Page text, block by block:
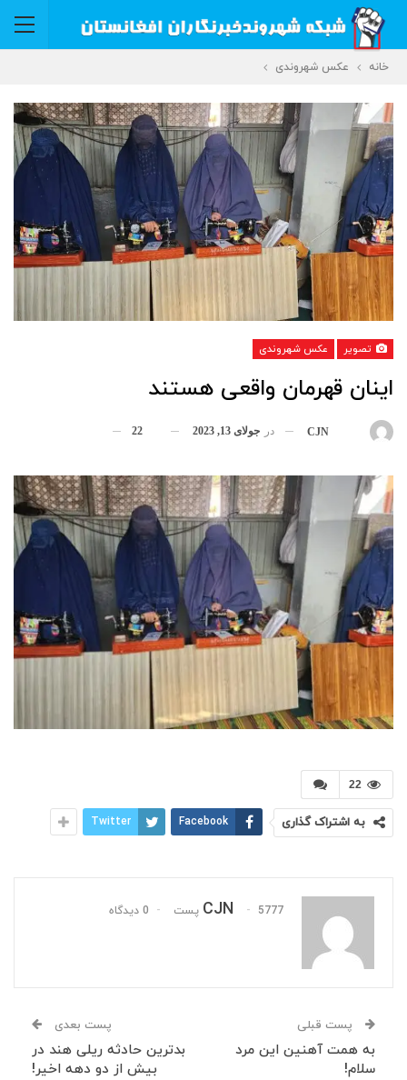
خانه عکس شهروندی
تصویر عکس شهروندی
اینان قهرمان واقعی هستند
CJN در جولای 13, 2023 22
22
به اشتراک گذاری Facebook
Twitter
CJN 5777 پست 0 دیدگاه
پست قبلی
به همت آهنین این مرد
سلام!
پست بعدی
‏بدترین حادثه ریلی ⁧‫هند‬⁩ در
بیش از دو دهه اخیر!